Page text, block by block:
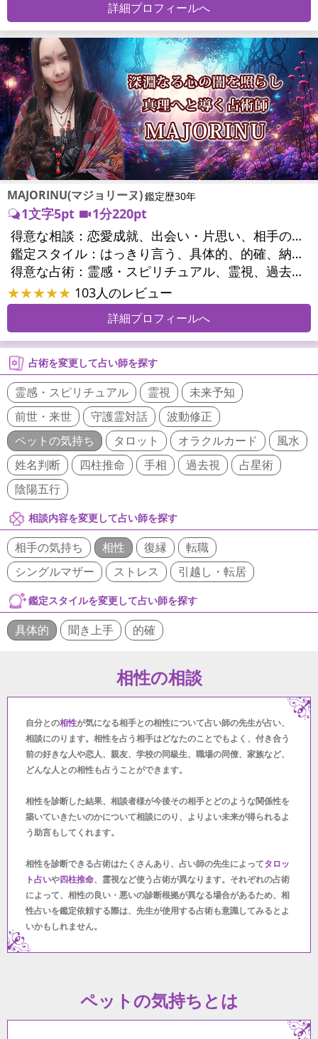
詳細プロフィールへ
MAJORINU(マジョリーヌ)鑑定歴30年
1文字5pt
1分220pt
得意な相談：
恋愛成就、出会い・片思い、相手の気持ち、相性、縁結び、結婚、男心・女心、二人の今後、複雑な恋愛、三角関係、略奪愛、浮気、不倫、復活愛、復縁、離婚、同性愛・LGBT、人間関係、職場の人間関係、対人関係、仕事運、適職、天職、転職、進路、就職、人生全般、使命、経営相談、人事、開業、夢、目標、ビジネスチャンス、ビジネスパートナー、パワーハラスメント、セクシャルハラスメント、家族関係、夫婦関係、家庭問題、夫婦問題、親族問題、育児・子育て、シングルマザー、ドメスティックバイオレンス、相続関係、精神問題、心の問題、うつ、トラウマ、ストレス、いじめ、人生相談、霊的問題、魂の本質、前世、ペットの気持ち、パワーストーン選択、引越し・転居、方位、健康運、金運、金銭トラブル、ご近所問題、縁切り
鑑定スタイル：
はっきり言う、具体的、的確、納得感、情報量が多い、友達のように相談できる、聞き上手、とても話しやすい、じっくり聞いてくれる、愛にあふれ温かい、深く濃厚、勇気をくれる、前向き・元気になれる、実力派
得意な占術：
霊感・スピリチュアル、霊視、過去視、未来予知、前世・来世、波動修正、オーラ、エネルギー調整、ソウルメイト、チャネリング、ペットの気持ち、タロット、オラクルカード、風水、姓名判断、九星気学、四柱推命、占星術、数秘術、カラー診断、易学、祈祷、祈願、縁結び、縁切り、ダウジング、ルーン、パワーストーン、カウンセリング、オリジナル占術、ルノルマンカード
★★★★★ 103人のレビュー
詳細プロフィールへ
占術を変更して占い師を探す
霊感・スピリチュアル 霊視
未来予知
前世・来世
守護霊対話
波動修正
ペットの気持ち
タロット オラクルカード
風水
姓名判断
四柱推命 手相 過去視
占星術
陰陽五行
相談内容を変更して占い師を探す
相手の気持ち 相性 復縁
転職
シングルマザー
ストレス 引越し・転居
鑑定スタイルを変更して占い師を探す
具体的 聞き上手 的確
相性の相談
自分との相性が気になる相手との相性について占い師の先生が占い、
相談にのります。相性を占う相手はどなたのことでもよく、付き合う
前の好きな人や恋人、親友、学校の同級生、職場の同僚、家族など、
どんな人との相性も占うことができます。
相性を診断した結果、相談者様が今後その相手とどのような関係性を
築いていきたいのかについて相談にのり、よりよい未来が得られるよ
う助言もしてくれます。
相性を診断できる占術はたくさんあり、占い師の先生によってタロッ
ト占いや四柱推命、霊視など使う占術が異なります。それぞれの占術
によって、相性の良い・悪いの診断根拠が異なる場合があるため、相
性占いを鑑定依頼する際は、先生が使用する占術も意識してみるとよ
いかもしれません。
ペットの気持ちとは